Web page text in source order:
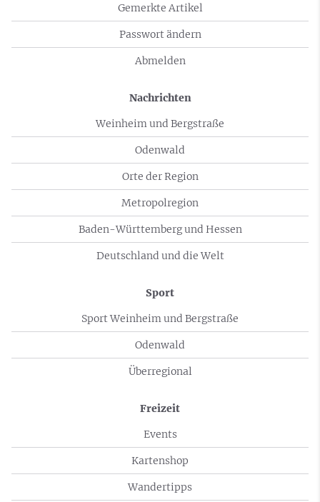
Gemerkte Artikel
Passwort ändern
Abmelden
Nachrichten
Weinheim und Bergstraße
Odenwald
Orte der Region
Metropolregion
Baden-Württemberg und Hessen
Deutschland und die Welt
Sport
Sport Weinheim und Bergstraße
Odenwald
Überregional
Freizeit
Events
Kartenshop
Wandertipps